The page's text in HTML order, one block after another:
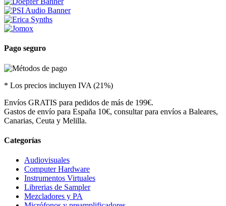
Pago seguro
* Los precios incluyen IVA (21%)
Envíos GRATIS para pedidos de más de 199€.
Gastos de envío para España 10€, consultar para envíos a Baleares,
Canarias, Ceuta y Melilla.
Categorías
Audiovisuales
Computer Hardware
Instrumentos Virtuales
Librerias de Sampler
Mezcladores y PA